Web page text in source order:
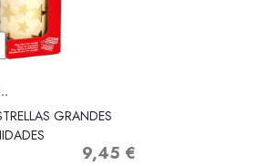
GRANDES
Precio
9,45 €